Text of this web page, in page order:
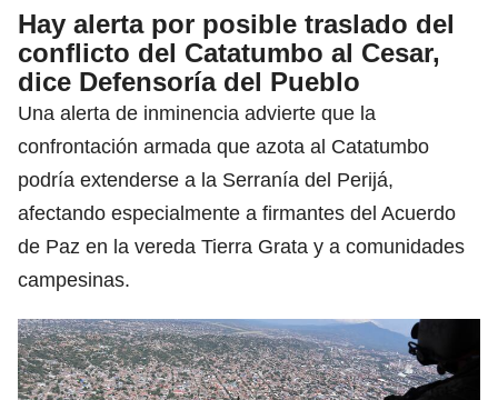
Hay alerta por posible traslado del
conflicto del Catatumbo al Cesar,
dice Defensoría del Pueblo
Una alerta de inminencia advierte que la
confrontación armada que azota al Catatumbo
podría extenderse a la Serranía del Perijá,
afectando especialmente a firmantes del Acuerdo
de Paz en la vereda Tierra Grata y a comunidades
campesinas.